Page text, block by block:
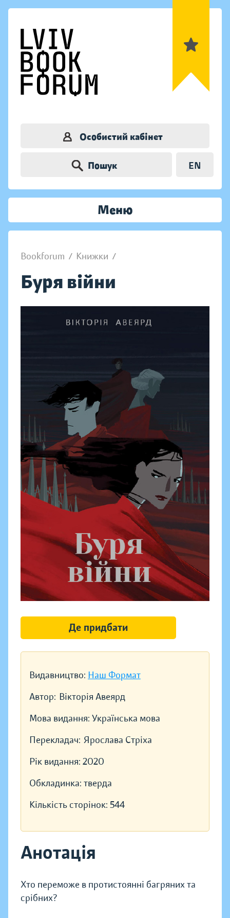
Особистий кабінет
Пошук EN
Меню
Bookforum / Книжки /
Буря війни
Видавництво: Наш Формат
Автор: Вікторія Авеярд
Мова видання: Українська мова
Перекладач: Ярослава Стріха
Рік видання: 2020
Обкладинка: тверда
Кількість сторінок: 544
Анотація
Хто переможе в протистоянні багряних та
срібних?
Де придбати